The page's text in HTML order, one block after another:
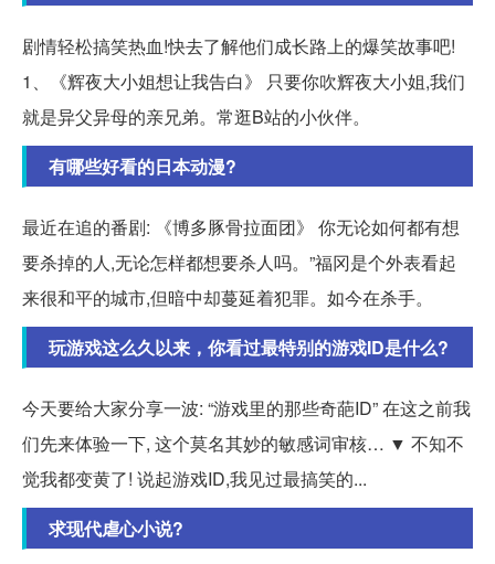
剧情轻松搞笑热血!快去了解他们成长路上的爆笑故事吧!
1、《辉夜大小姐想让我告白》 只要你吹辉夜大小姐,我们
就是异父异母的亲兄弟。常逛B站的小伙伴。
有哪些好看的日本动漫?
最近在追的番剧: 《博多豚骨拉面团》 你无论如何都有想
要杀掉的人,无论怎样都想要杀人吗。”福冈是个外表看起
来很和平的城市,但暗中却蔓延着犯罪。如今在杀手。
玩游戏这么久以来，你看过最特别的游戏ID是什么?
今天要给大家分享一波: “游戏里的那些奇葩ID” 在这之前我
们先来体验一下, 这个莫名其妙的敏感词审核… ▼ 不知不
觉我都变黄了! 说起游戏ID,我见过最搞笑的...
求现代虐心小说?